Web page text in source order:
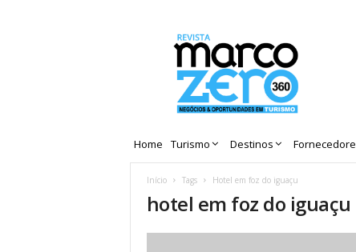
Home Turismo Destinos
Início Tags Hotel em foz do iguaçu
hotel em foz do iguaçu